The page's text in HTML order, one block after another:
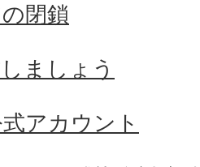
閉鎖
ましょう
アカウント